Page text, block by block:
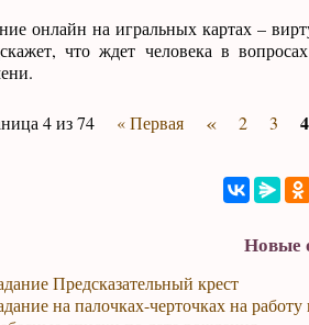
онлайн на игральных картах –
что ждет человека в
4 из 74 « Первая « 2 3 4
Новые
Предсказательный крест
на палочках-черточках на работу